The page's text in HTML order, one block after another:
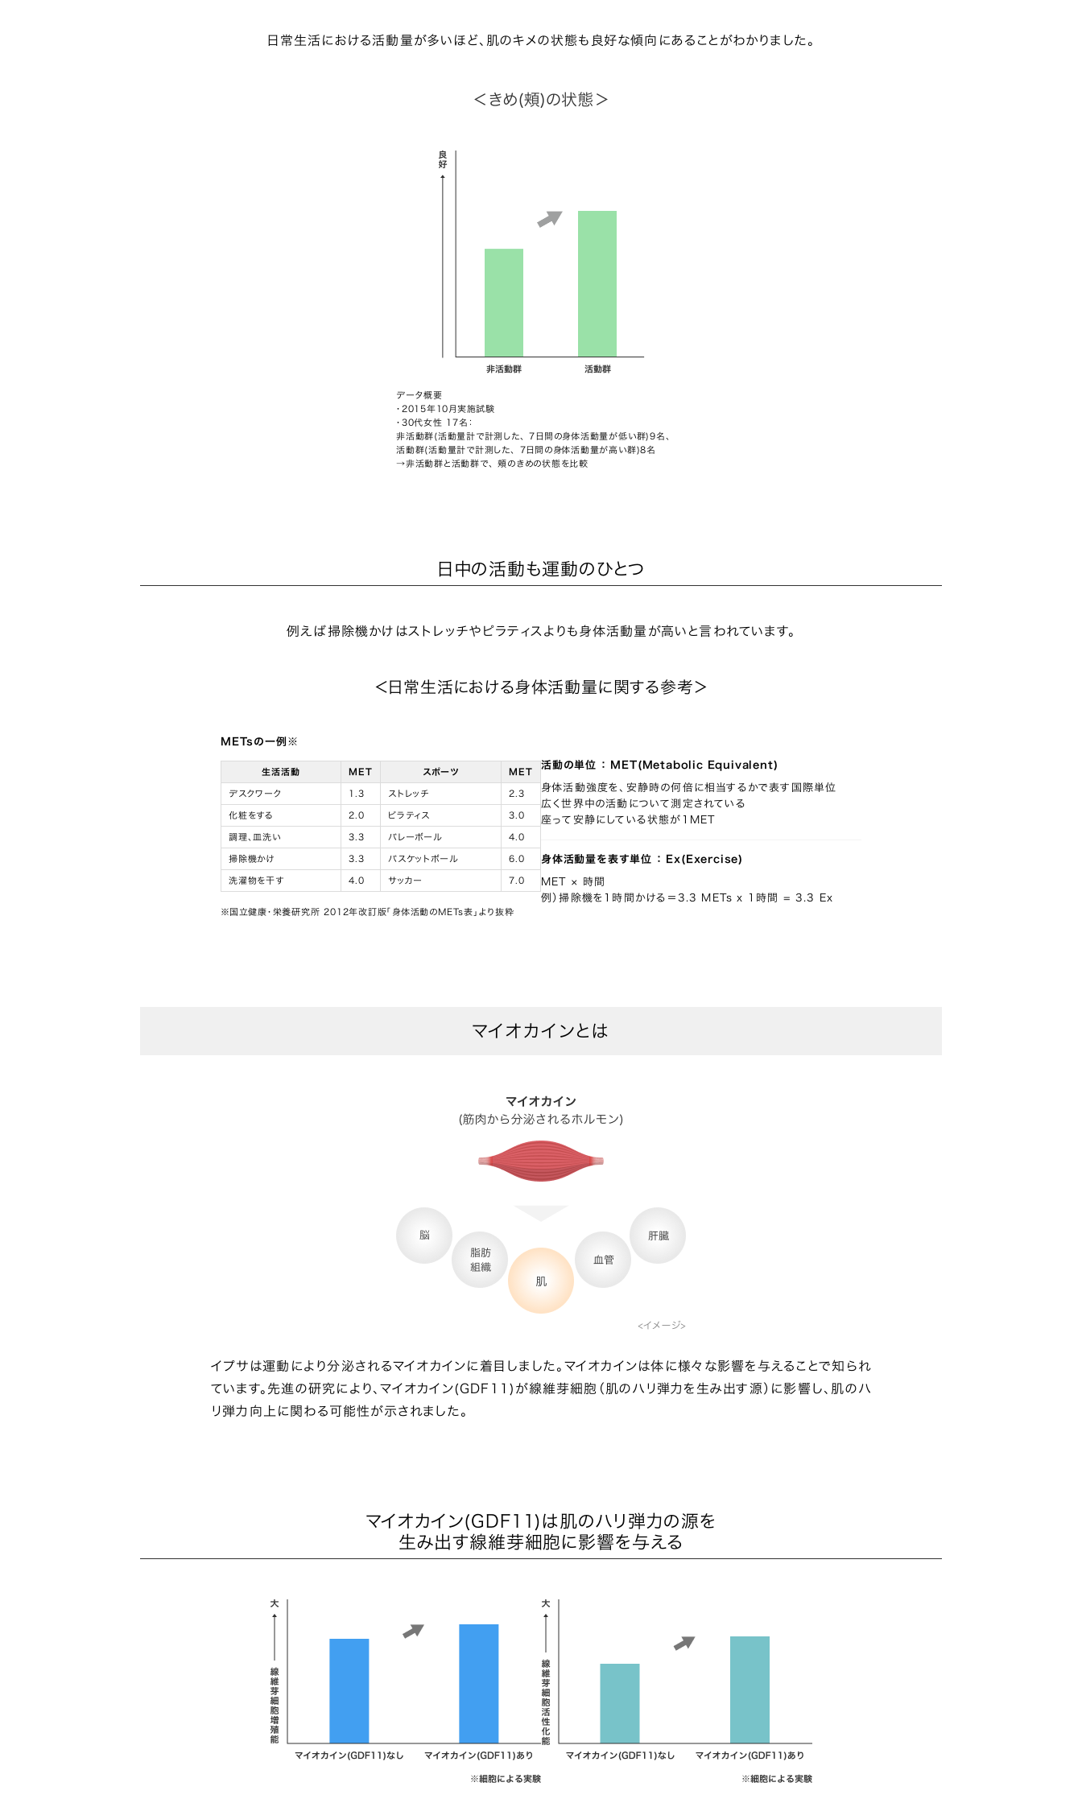
日常生活における活動量が多いほど、肌のキメの状態も良好な傾向にあることがわかりました。
データ概要
・2015年10月実施試験
・30代女性 17名：
非活動群(活動量計で計測した、 7日間の身体活動量が低い群)9名、
活動群(活動量計で計測した、 7日間の身体活動量が高い群)8名
→非活動群と活動群で、 頬のきめの状態を比較
日中の活動も運動のひとつ
例えば掃除機かけはストレッチやピラティスよりも身体活動量が高いと言われています。
＜日常生活における身体活動量に関する参考＞
METsの一例※
生活活動 MET スポーツ MET
デスクワーク 1.3 ストレッチ 2.3
化粧をする 2.0 ピラティス 3.0
調理、皿洗い 3.3 バレーボール 4.0
掃除機かけ 3.3 バスケットボール 6.0
洗濯物を干す 4.0 サッカー 7.0
※国立健康・栄養研究所 2012年改訂版「身体活動のMETs表」より抜粋
活動の単位 ： MET(Metabolic Equivalent)
身体活動強度を、安静時の何倍に相当するかで表す国際単位
広く世界中の活動について測定されている
座って安静にしている状態が1MET
身体活動量を表す単位 ： Ex(Exercise)
MET × 時間
例）掃除機を1時間かける＝3.3 METs x 1時間 = 3.3 Ex
マイオカインとは
イプサは運動により分泌されるマイオカインに着目しました。マイオカインは体に様々な影響を与えることで知られ
ています。先進の研究により、マイオカイン(GDF11)が線維芽細胞（肌のハリ弾力を生み出す源）に影響し、肌のハ
リ弾力向上に関わる可能性が示されました。
マイオカイン(GDF11)は肌のハリ弾力の源を
生み出す線維芽細胞に影響を与える